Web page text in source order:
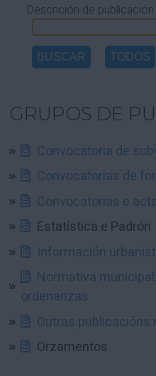
Descrición de publicación
GRUPOS DE
Convocatoria de
Convocatorias de
Convocatorias e
Estatística e Padrón
Información
Normativa
ordenanzas
Outras publicacións
Orzamentos